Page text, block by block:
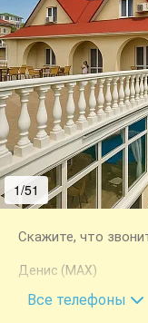
1/51
Скажите, что
Денис (MAX)
+7 (918) 902-
Все телефоны